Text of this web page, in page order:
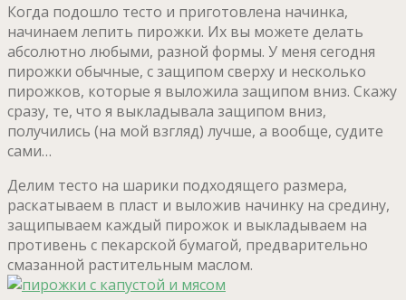
Когда подошло тесто и приготовлена начинка,
начинаем лепить пирожки. Их вы можете делать
абсолютно любыми, разной формы. У меня сегодня
пирожки обычные, с защипом сверху и несколько
пирожков, которые я выложила защипом вниз. Скажу
сразу, те, что я выкладывала защипом вниз,
получились (на мой взгляд) лучше, а вообще, судите
сами…
Делим тесто на шарики подходящего размера,
раскатываем в пласт и выложив начинку на средину,
защипываем каждый пирожок и выкладываем на
противень с пекарской бумагой, предварительно
смазанной растительным маслом.